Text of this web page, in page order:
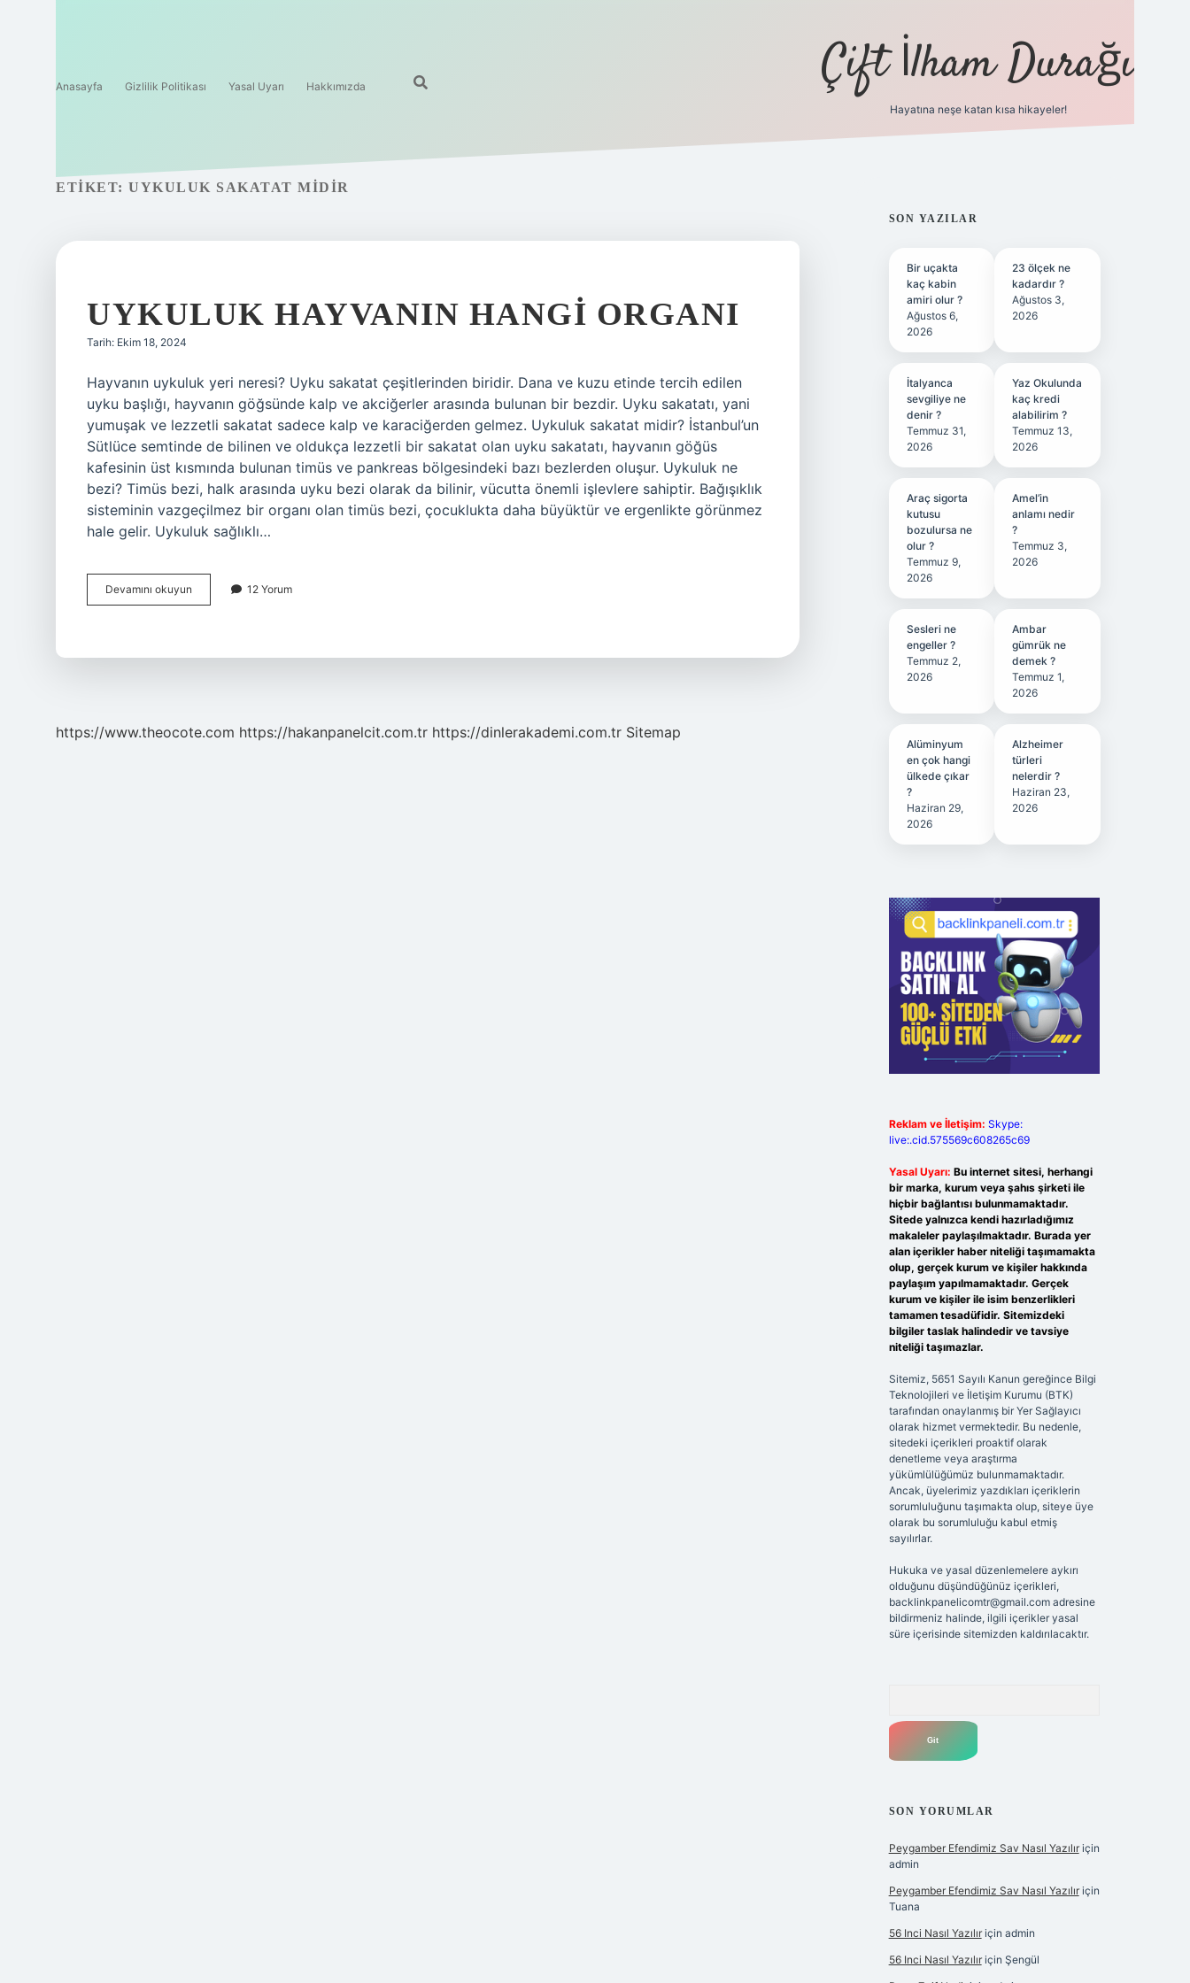
Anasayfa Gizlilik Politikası Yasal Uyarı Hakkımızda Çift İlham Durağı
Hayatına neşe katan kısa hikayeler!
ETIKET: UYKULUK SAKATAT MIDIR
UYKULUK HAYVANIN HANGI ORGANI
Tarih: Ekim 18, 2024
Hayvanın uykuluk yeri neresi? Uyku sakatat çeşitlerinden biridir. Dana ve kuzu etinde tercih edilen
uyku başlığı, hayvanın göğsünde kalp ve akciğerler arasında bulunan bir bezdir. Uyku sakatatı, yani
yumuşak ve lezzetli sakatat sadece kalp ve karaciğerden gelmez. Uykuluk sakatat midir? İstanbul’un
Sütlüce semtinde de bilinen ve oldukça lezzetli bir sakatat olan uyku sakatatı, hayvanın göğüs
kafesinin üst kısmında bulunan timüs ve pankreas bölgesindeki bazı bezlerden oluşur. Uykuluk ne
bezi? Timüs bezi, halk arasında uyku bezi olarak da bilinir, vücutta önemli işlevlere sahiptir. Bağışıklık
sisteminin vazgeçilmez bir organı olan timüs bezi, çocuklukta daha büyüktür ve ergenlikte görünmez
hale gelir. Uykuluk sağlıklı…
Devamını okuyun Uykuluk
Hayvanın
12 Yorum
https://www.theocote.com https://hakanpanelcit.com.tr https://dinlerakademi.com.tr Sitemap
SIDEBAR
SON YAZILAR
Bir uçakta
kaç kabin
amiri olur ?
Ağustos 6,
2026
23 ölçek ne
kadardır ?
Ağustos 3,
2026
İtalyanca
sevgiliye ne
denir ?
Temmuz 31,
2026
Yaz Okulunda
kaç kredi
alabilirim ?
Temmuz 13,
2026
Araç sigorta
kutusu
bozulursa ne
olur ?
Temmuz 9,
2026
Amel’in
anlamı nedir
?
Temmuz 3,
2026
Sesleri ne
engeller ?
Temmuz 2,
2026
Ambar
gümrük ne
demek ?
Temmuz 1,
2026
Alüminyum
en çok hangi
ülkede çıkar
?
Haziran 29,
2026
Alzheimer
türleri
nelerdir ?
Haziran 23,
2026
Reklam ve İletişim: Skype:
live:.cid.575569c608265c69
Yasal Uyarı: Bu internet sitesi, herhangi
bir marka, kurum veya şahıs şirketi ile
hiçbir bağlantısı bulunmamaktadır.
Sitede yalnızca kendi hazırladığımız
makaleler paylaşılmaktadır. Burada yer
alan içerikler haber niteliği taşımamakta
olup, gerçek kurum ve kişiler hakkında
paylaşım yapılmamaktadır. Gerçek
kurum ve kişiler ile isim benzerlikleri
tamamen tesadüfidir. Sitemizdeki
bilgiler taslak halindedir ve tavsiye
niteliği taşımazlar.
Sitemiz, 5651 Sayılı Kanun gereğince Bilgi
Teknolojileri ve İletişim Kurumu (BTK)
tarafından onaylanmış bir Yer Sağlayıcı
olarak hizmet vermektedir. Bu nedenle,
sitedeki içerikleri proaktif olarak
denetleme veya araştırma
yükümlülüğümüz bulunmamaktadır.
Ancak, üyelerimiz yazdıkları içeriklerin
sorumluluğunu taşımakta olup, siteye üye
olarak bu sorumluluğu kabul etmiş
sayılırlar.
Hukuka ve yasal düzenlemelere aykırı
olduğunu düşündüğünüz içerikleri,
backlinkpanelicomtr@gmail.comadresine
bildirmeniz halinde, ilgili içerikler yasal
süre içerisinde sitemizden kaldırılacaktır.
SON YORUMLAR
Peygamber Efendimiz Sav Nasıl Yazılıriçin
admin
Peygamber Efendimiz Sav Nasıl Yazılıriçin
Tuana
56 Inci Nasıl Yazılıriçin admin
56 Inci Nasıl Yazılıriçin Şengül